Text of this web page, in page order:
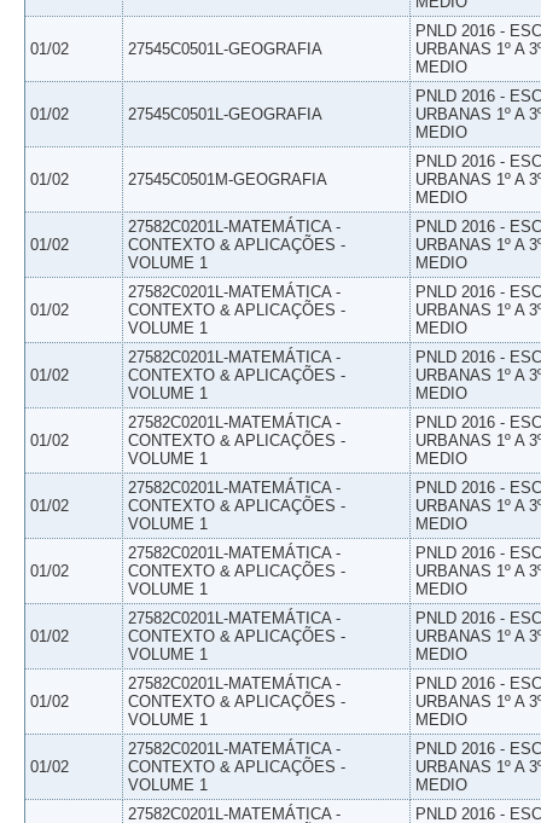
01/02 27545C0501L-GEOGRAFIA
PNLD 2016 -
URBANAS 1º A
MEDIO
01/02 27545C0501L-GEOGRAFIA
PNLD 2016 -
URBANAS 1º A
MEDIO
01/02 27545C0501M-GEOGRAFIA
PNLD 2016 -
URBANAS 1º A
MEDIO
01/02
27582C0201L-MATEMÁTICA -
CONTEXTO & APLICAÇÕES -
VOLUME 1
PNLD 2016 -
URBANAS 1º A
MEDIO
01/02
27582C0201L-MATEMÁTICA -
CONTEXTO & APLICAÇÕES -
VOLUME 1
PNLD 2016 -
URBANAS 1º A
MEDIO
01/02
27582C0201L-MATEMÁTICA -
CONTEXTO & APLICAÇÕES -
VOLUME 1
PNLD 2016 -
URBANAS 1º A
MEDIO
01/02
27582C0201L-MATEMÁTICA -
CONTEXTO & APLICAÇÕES -
VOLUME 1
PNLD 2016 -
URBANAS 1º A
MEDIO
01/02
27582C0201L-MATEMÁTICA -
CONTEXTO & APLICAÇÕES -
VOLUME 1
PNLD 2016 -
URBANAS 1º A
MEDIO
01/02
27582C0201L-MATEMÁTICA -
CONTEXTO & APLICAÇÕES -
VOLUME 1
PNLD 2016 -
URBANAS 1º A
MEDIO
01/02
27582C0201L-MATEMÁTICA -
CONTEXTO & APLICAÇÕES -
VOLUME 1
PNLD 2016 -
URBANAS 1º A
MEDIO
01/02
27582C0201L-MATEMÁTICA -
CONTEXTO & APLICAÇÕES -
VOLUME 1
PNLD 2016 -
URBANAS 1º A
MEDIO
01/02
27582C0201L-MATEMÁTICA -
CONTEXTO & APLICAÇÕES -
VOLUME 1
PNLD 2016 -
URBANAS 1º A
MEDIO
27582C0201L-MATEMÁTICA -
PNLD 2016 -